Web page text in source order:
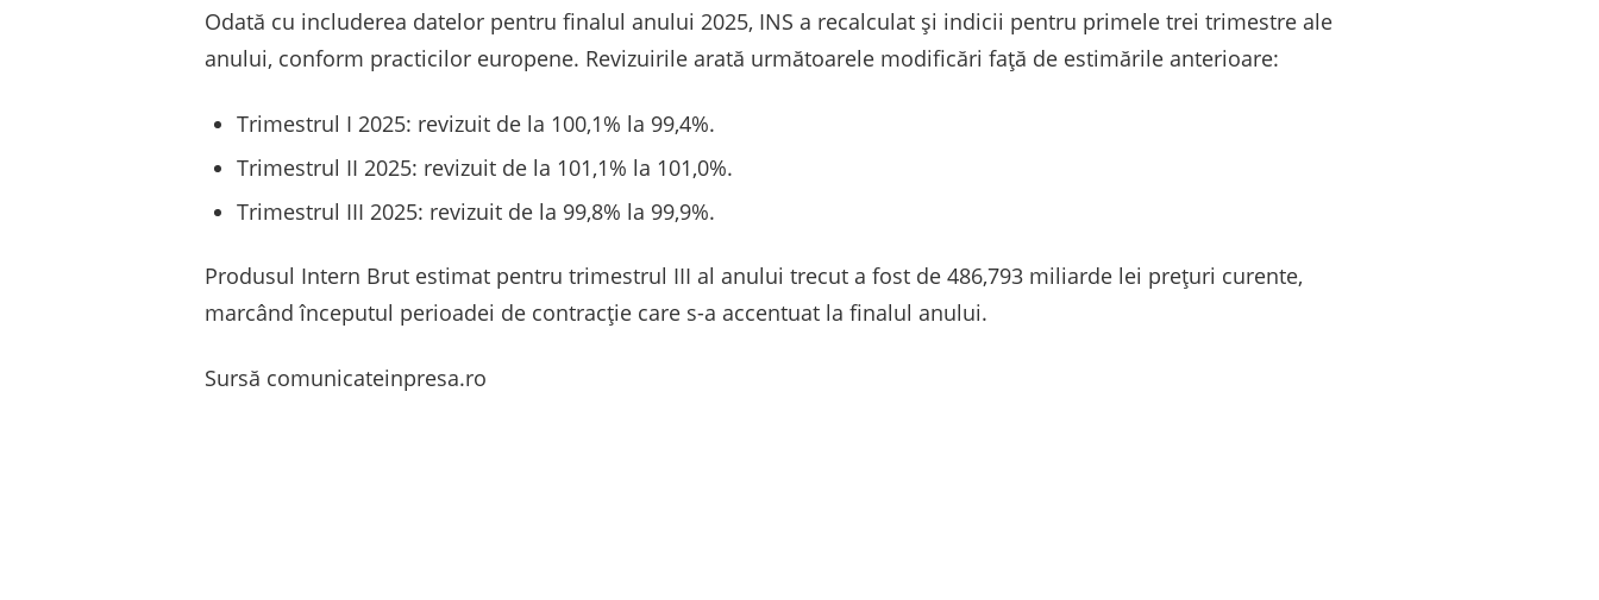
Odată cu includerea datelor pentru finalul anului 2025, INS a recalculat și indicii pentru primele trei trimestre ale
anului, conform practicilor europene. Revizuirile arată următoarele modificări față de estimările anterioare:
Trimestrul I 2025: revizuit de la 100,1% la 99,4%.
Trimestrul II 2025: revizuit de la 101,1% la 101,0%.
Trimestrul III 2025: revizuit de la 99,8% la 99,9%.
Produsul Intern Brut estimat pentru trimestrul III al anului trecut a fost de 486,793 miliarde lei prețuri curente,
marcând începutul perioadei de contracție care s-a accentuat la finalul anului.
Sursă comunicateinpresa.ro